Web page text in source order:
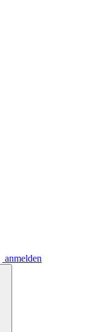
anmelden